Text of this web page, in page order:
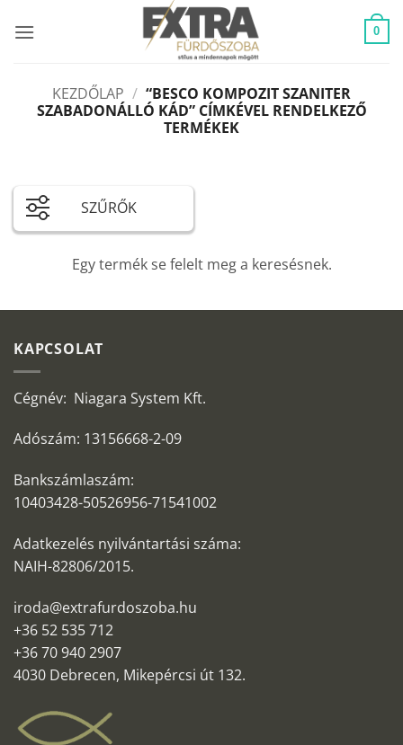
0
KEZDŐLAP / “BESCO KOMPOZIT SZANITER
SZABADONÁLLÓ KÁD” CÍMKÉVEL RENDELKEZŐ
TERMÉKEK
SZŰRŐK
Egy termék se felelt meg a keresésnek.
KAPCSOLAT
Cégnév: Niagara System Kft.
Adószám: 13156668-2-09
Bankszámlaszám:
10403428-50526956-71541002
Adatkezelés nyilvántartási száma:
NAIH-82806/2015.
iroda@extrafurdoszoba.hu
+36 52 535 712
+36 70 940 2907
4030 Debrecen, Mikepércsi út 132.